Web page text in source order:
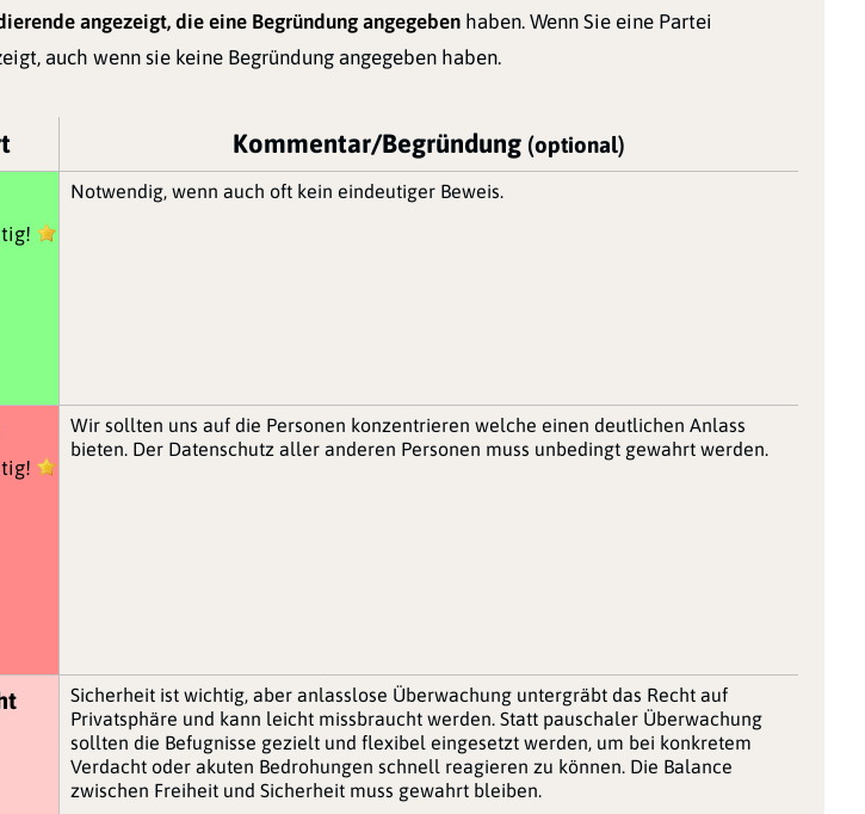
angezeigt, die eine Begründung angegebenhaben. Wenn Sie eine Partei
auch wenn sie keine Begründung angegeben haben.
Kommentar/Begründung (optional)
Notwendig, wenn auch oft kein eindeutiger Beweis.
Wir sollten uns auf die Personen konzentrieren welche einen deutlichen Anlass
bieten. Der Datenschutz aller anderen Personen muss unbedingt gewahrt werden.
Sicherheit ist wichtig, aber anlasslose Überwachung untergräbt das Recht auf
Privatsphäre und kann leicht missbraucht werden. Statt pauschaler Überwachung
sollten die Befugnisse gezielt und flexibel eingesetzt werden, um bei konkretem
Verdacht oder akuten Bedrohungen schnell reagieren zu können. Die Balance
zwischen Freiheit und Sicherheit muss gewahrt bleiben.